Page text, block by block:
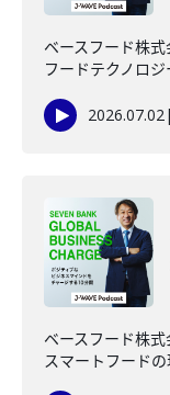
ベースフード株
フードテクノロジ
2026.07.02|
ベースフード株
スマートフードの